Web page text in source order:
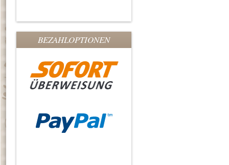
und Bewusstseinscoaching***
BEZAHLOPTIONEN